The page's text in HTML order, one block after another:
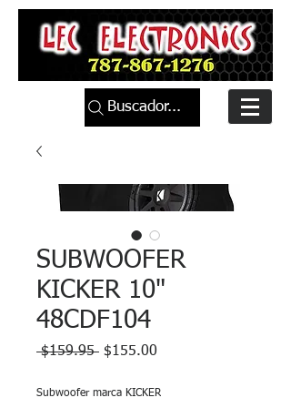
Buscador...
SUBWOOFER
KICKER 10"
48CDF104
$159.95 Precio
$155.00
oferta
Subwoofer marca KICKER